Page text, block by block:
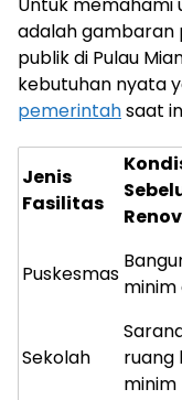
adalah gambaran
publik di Pulau
kebutuhan nyata
pemerintahsaat
Jenis
Fasilitas
Puskesmas
Sekolah
ruang
minim